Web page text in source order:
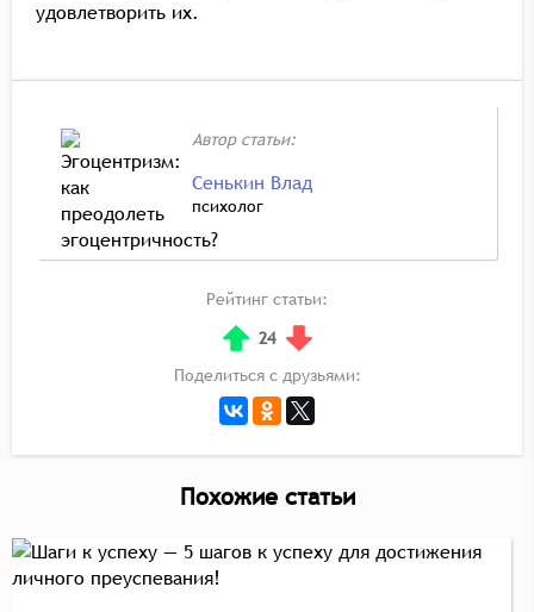
удовлетворить их.
Автор статьи:
Сенькин Влад
психолог
Рейтинг статьи:
24
Поделиться с друзьями:
Похожие статьи